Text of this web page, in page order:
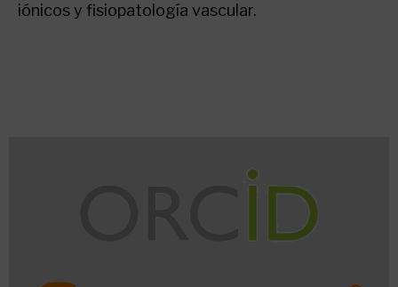
iónicos y fisiopatología vascular.